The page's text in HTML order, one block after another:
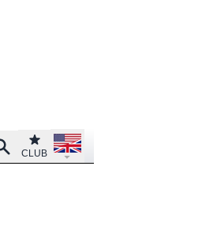
SearchClub
CLUB
Open language menu